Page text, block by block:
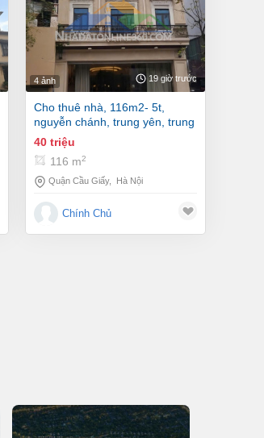
4 ảnh 19 giờ trước
cho thuê nhà, 116m2- 5t,
nguyễn chánh, trung yên, trung
kính -40 tr
40 triệu
116 m2
Quận Cầu Giấy, Hà Nội
Chính Chủ